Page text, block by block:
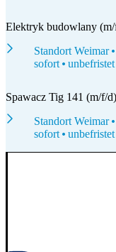
Elektryk budowlany
Standort Weimar
sofort
unbefristet
Spawacz Tig 141 (m/f/
Standort Weimar
sofort
unbefristet